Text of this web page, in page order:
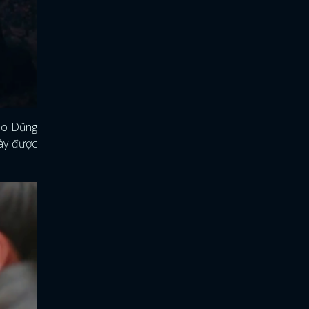
Dũng
được